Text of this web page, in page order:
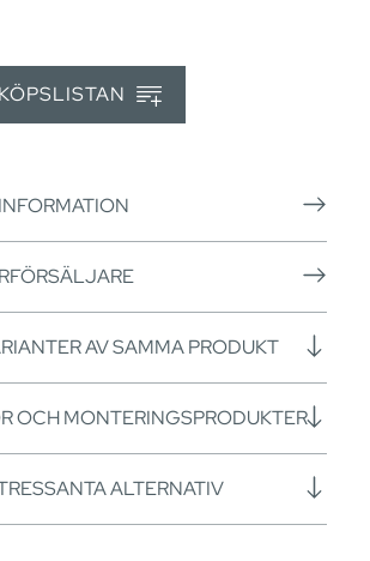
AV SAMMA PRODUKT
OCH MONTERINGSPRODUKTER
ALTERNATIV